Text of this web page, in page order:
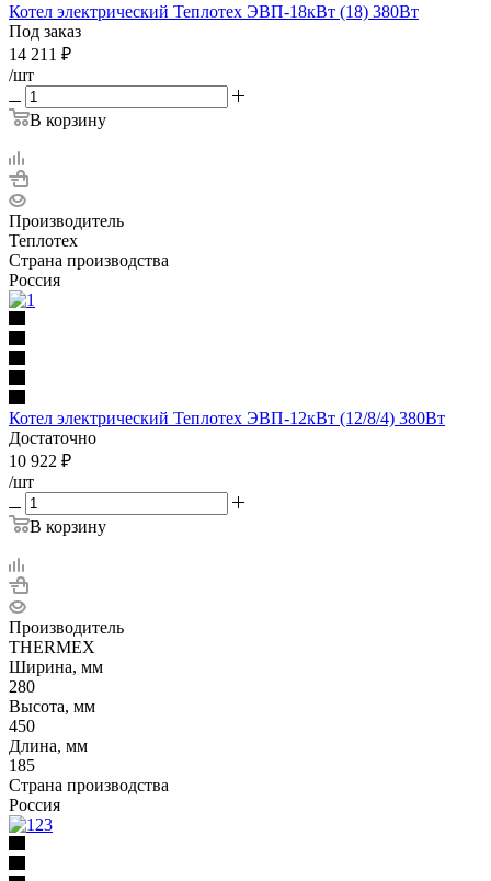
Котел электрический Теплотех ЭВП-18кВт (18) 380Вт
Под заказ
14 211 ₽
/шт
В корзину
Производитель
Теплотех
Страна производства
Россия
Котел электрический Теплотех ЭВП-12кВт (12/8/4) 380Вт
Достаточно
10 922 ₽
/шт
В корзину
Производитель
THERMEX
Ширина, мм
280
Высота, мм
450
Длина, мм
185
Страна производства
Россия